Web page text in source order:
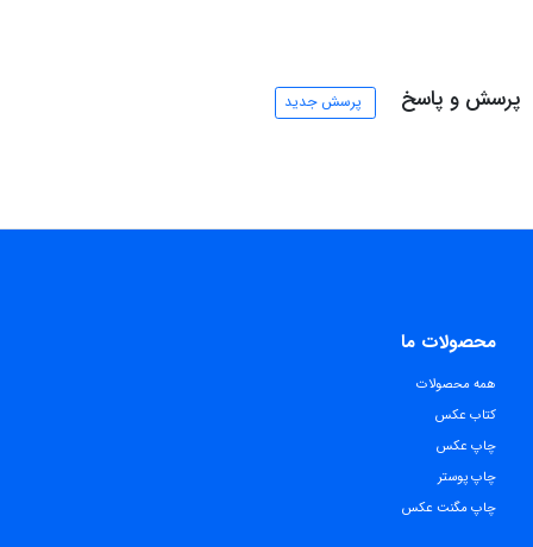
پرسش و پاسخ پرسش جدید
محصولات ما
همه محصولات
کتاب عکس
چاپ عکس
چاپ پوستر
چاپ مگنت عکس